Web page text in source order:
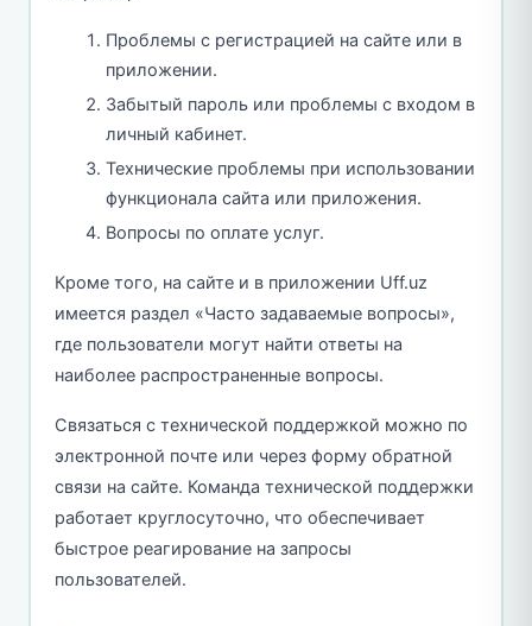
Проблемы с регистрацией на сайте или в
приложении.
Забытый пароль или проблемы с входом в
личный кабинет.
Технические проблемы при использовании
функционала сайта или приложения.
Вопросы по оплате услуг.
Кроме того, на сайте и в приложении Uff.uz
имеется раздел «Часто задаваемые вопросы»,
где пользователи могут найти ответы на
наиболее распространенные вопросы.
Связаться с технической поддержкой можно по
электронной почте или через форму обратной
связи на сайте. Команда технической поддержки
работает круглосуточно, что обеспечивает
быстрое реагирование на запросы
пользователей.